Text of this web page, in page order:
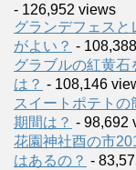
- 126,952 views
グランデフェス
がよい？ -
グラブルの紅黄
は？ - 108,146
スイートポテト
期間は？ - 98,692
花園神社酉の市
はあるの？ -